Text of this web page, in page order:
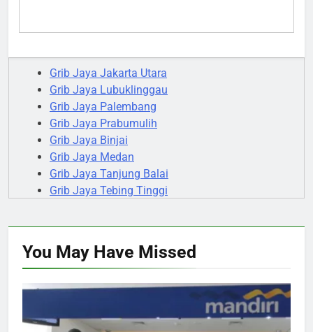
Grib Jaya Jakarta Utara
Grib Jaya Lubuklinggau
Grib Jaya Palembang
Grib Jaya Prabumulih
Grib Jaya Binjai
Grib Jaya Medan
Grib Jaya Tanjung Balai
Grib Jaya Tebing Tinggi
Grib Jaya Gunungsitoli
You May Have Missed